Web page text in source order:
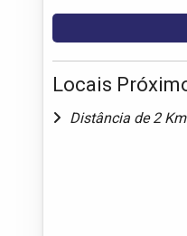
Locais
Distância de 2 Km